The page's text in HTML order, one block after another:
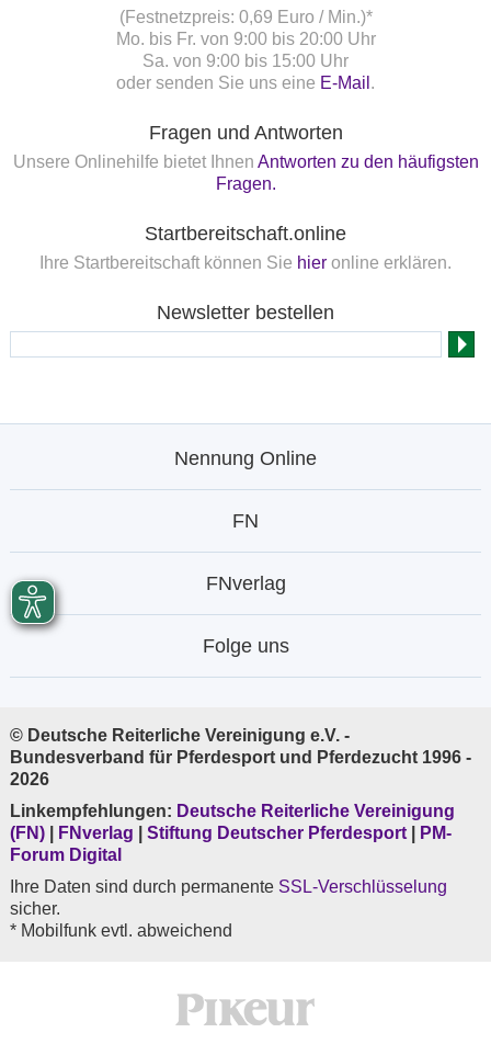
(Festnetzpreis: 0,69 Euro / Min.)*
Mo. bis Fr. von 9:00 bis 20:00 Uhr
Sa. von 9:00 bis 15:00 Uhr
oder senden Sie uns eine E-Mail .
Fragen und Antworten
Unsere Onlinehilfe bietet Ihnen Antworten zu den häufigsten
Fragen.
Startbereitschaft.online
Ihre Startbereitschaft können Sie hier online erklären.
Newsletter bestellen
Nennung Online
FN
FNverlag
Folge uns
© Deutsche Reiterliche Vereinigung e.V. -
Bundesverband für Pferdesport und Pferdezucht 1996 -
2026
Linkempfehlungen: Deutsche Reiterliche Vereinigung
(FN)
FNverlag Stiftung Deutscher Pferdesport
PM-
Forum Digital
Ihre Daten sind durch permanente SSL-Verschlüsselung
sicher.
* Mobilfunk evtl. abweichend